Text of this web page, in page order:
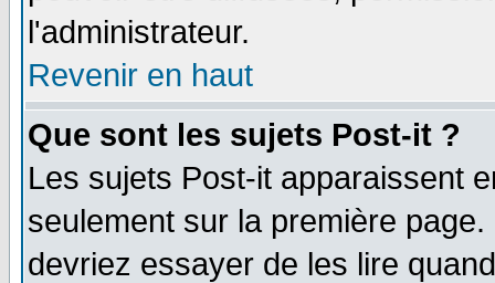
l'administrateur.
Revenir en haut
Que sont les sujets Post-it ?
Les sujets Post-it apparaissent
seulement sur la première
devriez essayer de les lire